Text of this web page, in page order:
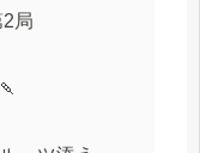
局